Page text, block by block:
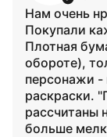
Нам очень
Покупали
Плотная
обороте),
персонажи -
раскраски.
рассчитаны
больше